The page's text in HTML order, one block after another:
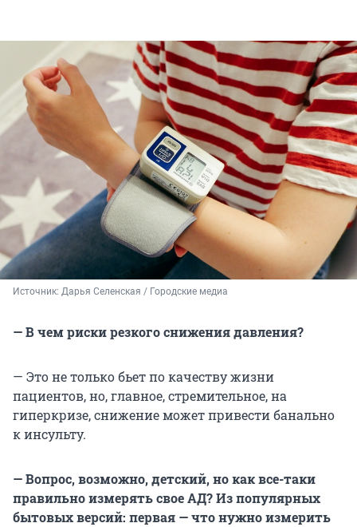
Источник: Дарья Селенская / Городские медиа
— В чем риски резкого снижения давления?
— Это не только бьет по качеству жизни
пациентов, но, главное, стремительное, на
гиперкризе, снижение может привести банально
к инсульту.
— Вопрос, возможно, детский, но как все-таки
правильно измерять свое АД? Из популярных
бытовых версий: первая — что нужно измерить